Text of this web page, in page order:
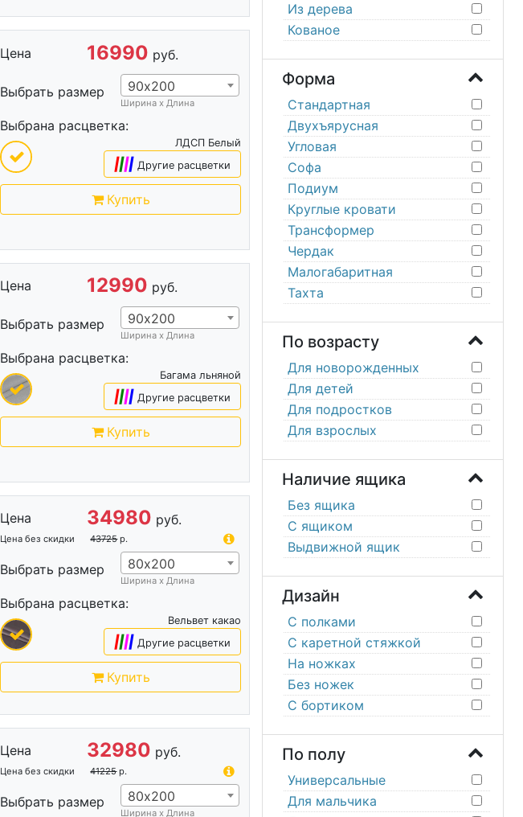
Цена 16990 руб.
Выбрать размер 90х200
Ширина х Длина
Выбрана расцветка:
ЛДСП Белый
|||| Другие расцветки
Купить
Цена 12990 руб.
Выбрать размер 90х200
Ширина х Длина
Выбрана расцветка:
Багама льняной
|||| Другие расцветки
Купить
Цена 34980 руб.
Цена без скидки 43725 р.
Выбрать размер 80х200
Ширина х Длина
Выбрана расцветка:
Вельвет какао
|||| Другие расцветки
Купить
Цена 32980 руб.
Цена без скидки 41225 р.
Выбрать размер 80х200
Ширина х Длина
Из дерева
Кованое
Форма
Стандартная
Двухъярусная
Угловая
Софа
Подиум
Круглые кровати
Трансформер
Чердак
Малогабаритная
Тахта
По возрасту
Для новорожденных
Для детей
Для подростков
Для взрослых
Наличие ящика
Без ящика
С ящиком
Выдвижной ящик
Дизайн
С полками
С каретной стяжкой
На ножках
Без ножек
С бортиком
По полу
Универсальные
Для мальчика